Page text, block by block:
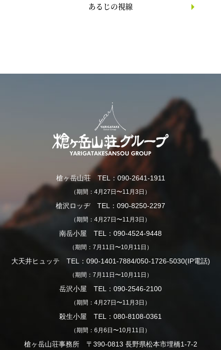
あるじの視線
槍ヶ岳山荘 TEL：090-2641-1911
（期間：4月27日〜11月3日）
槍沢ロッヂ TEL：090-8250-2297
（期間：4月27日〜11月3日）
南岳小屋 TEL：090-4524-9448
（期間：7月11日〜10月11日）
大天井ヒュッテ TEL：090-1401-7884/050-1726-5030(IP電話)
（期間：7月11日〜10月11日）
岳沢小屋 TEL：090-2546-2100
（期間：4月27日〜11月3日）
殺生小屋 TEL：080-8108-0361
（期間：6月6日〜10月11日）
槍ヶ岳山荘事務所 〒390-0813 長野県松本市埋橋1-7-2